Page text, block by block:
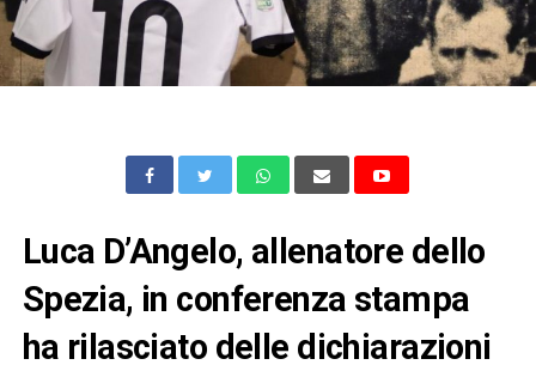
Luca D’Angelo, allenatore dello
Spezia, in conferenza stampa
ha rilasciato delle dichiarazioni